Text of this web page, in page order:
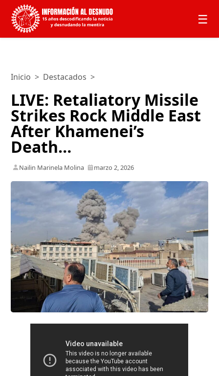
☰
Inicio > Destacados >
LIVE: Retaliatory Missile
Strikes Rock Middle East
After Khamenei’s
Death…
Nailin Marinela Molina marzo 2, 2026